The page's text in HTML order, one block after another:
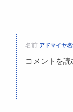
名前:アドマイヤ
コメントを